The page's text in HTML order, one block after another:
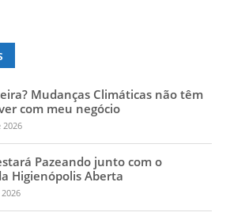
Mudanças Climáticas não têm
com meu negócio
2026
Pazeando junto com o
Higienópolis Aberta